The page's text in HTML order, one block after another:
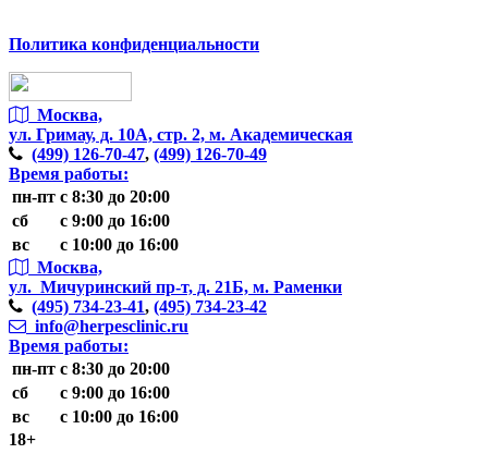
Политика конфиденциальности
Москва,
ул. Гримау, д. 10А, стр. 2, м. Академическая
(499) 126-70-47, (499) 126-70-49
Время работы:
пн-пт с 8:30 до 20:00
сб
с 9:00 до 16:00
вс
с 10:00 до 16:00
Москва,
ул. Мичуринский пр-т, д. 21Б, м. Раменки
(495) 734-23-41, (495) 734-23-42
info@herpesclinic.ru
Время работы:
пн-пт с 8:30 до 20:00
сб
с 9:00 до 16:00
вс
с 10:00 до 16:00
18+